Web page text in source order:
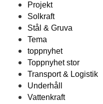
Projekt
Solkraft
Stål & Gruva
Tema
toppnyhet
Toppnyhet stor
Transport & Logistik
Underhåll
Vattenkraft